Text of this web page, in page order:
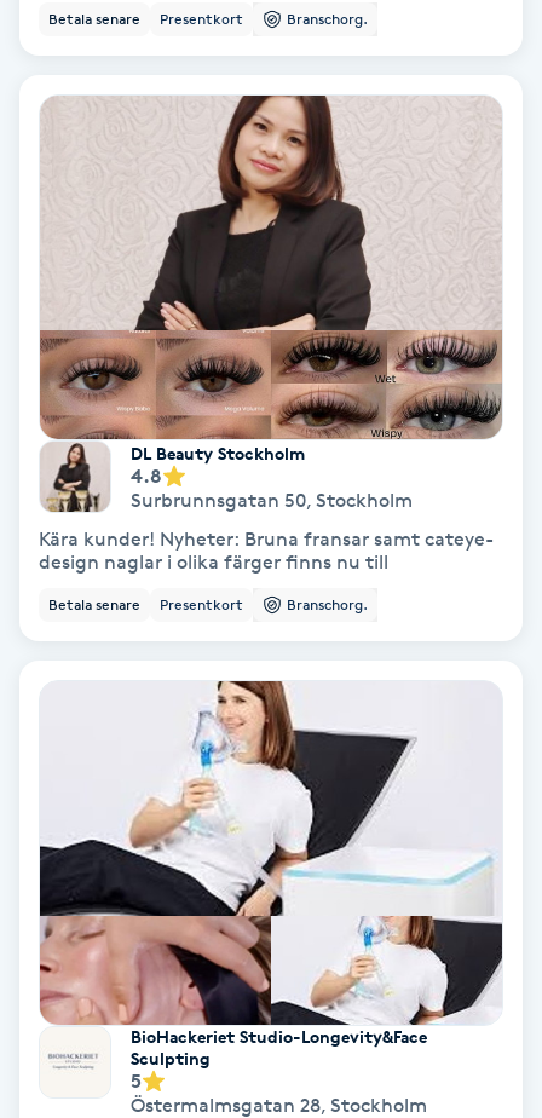
Naglar reparation
Navelpiercing
NBE-massage
Ny frisyr
Olaplex
Olaplexbehandling
Ombre naglar
Optiker
Ortobionomi
Ortopedi
Betala senare Presentkort Branschorg.
DL Beauty Stockholm
4.8
Surbrunnsgatan 50, Stockholm
Kära kunder! Nyheter: Bruna fransar samt cateye-
design naglar i olika färger finns nu till
Betala senare Presentkort Branschorg.
BioHackeriet Studio-Longevity&Face
Sculpting
5
Östermalmsgatan 28, Stockholm